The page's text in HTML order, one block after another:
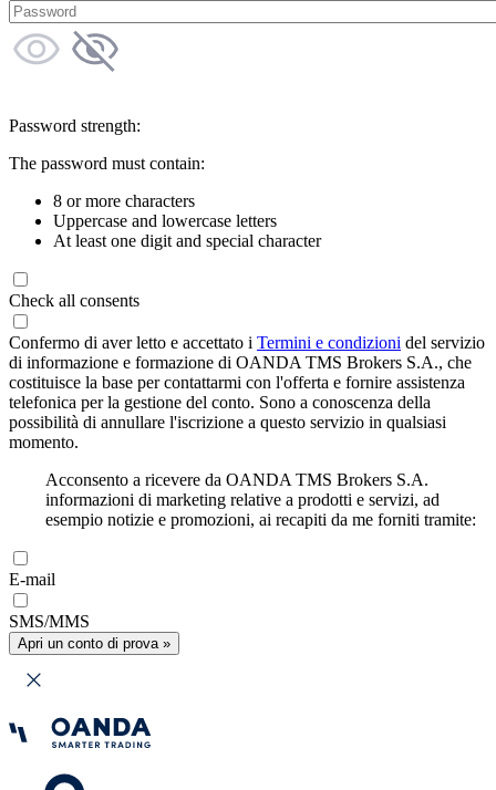
Password strength:
The password must contain:
8 or more characters
Uppercase and lowercase letters
At least one digit and special character
Check all consents
Confermo di aver letto e accettato i Termini e condizioni del servizio
di informazione e formazione di OANDA TMS Brokers S.A., che
costituisce la base per contattarmi con l'offerta e fornire assistenza
telefonica per la gestione del conto. Sono a conoscenza della
possibilità di annullare l'iscrizione a questo servizio in qualsiasi
momento.
Acconsento a ricevere da OANDA TMS Brokers S.A.
informazioni di marketing relative a prodotti e servizi, ad
esempio notizie e promozioni, ai recapiti da me forniti tramite:
E-mail
SMS/MMS
Apri un conto di prova »